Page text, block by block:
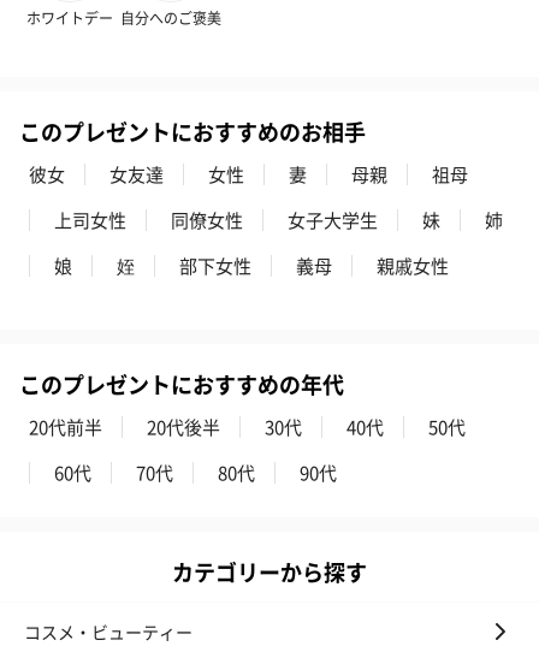
ホワイトデー 自分へのご褒美
このプレゼントにおすすめのお相手
彼女 女友達 女性 妻 母親
祖母
上司女性
同僚女性 女子大学生 妹
姉
娘
姪 部下女性 義母 親戚女性
このプレゼントにおすすめの年代
20代前半 20代後半 30代 40代
50代
60代
70代 80代 90代
カテゴリーから探す
コスメ・ビューティー